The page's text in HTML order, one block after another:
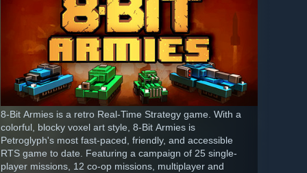
8-Bit Armies is a retro Real-Time Strategy game. With a
colorful, blocky voxel art style, 8-Bit Armies is
Petroglyph's most fast-paced, friendly, and accessible
RTS game to date. Featuring a campaign of 25 single-
player missions, 12 co-op missions, multiplayer and